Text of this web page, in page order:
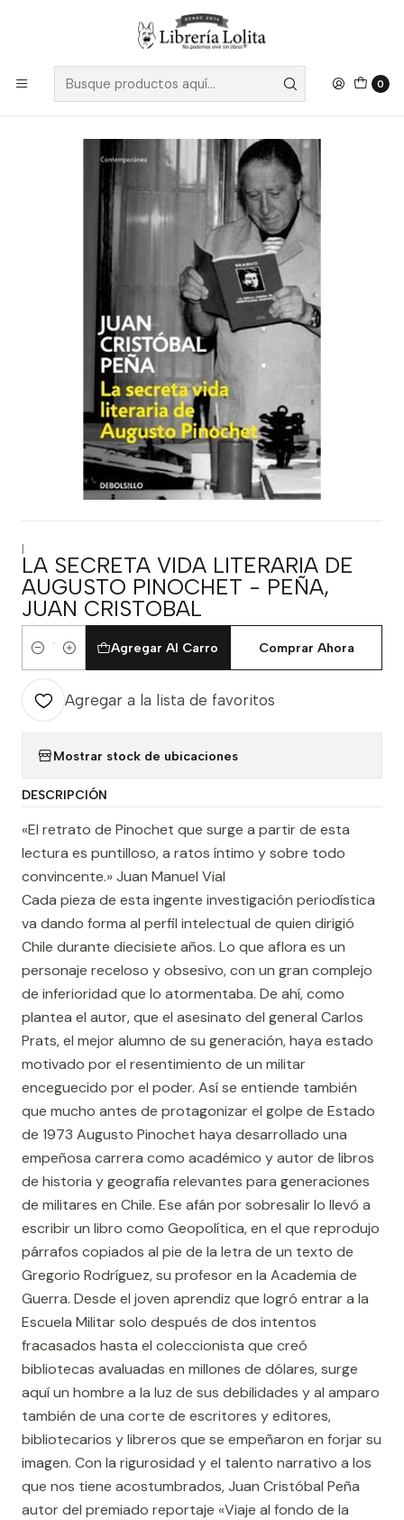
0
Despacho a todo Chile
La Secreta Vida Literaria De Augusto Pinochet - Peña, Juan
Cristobal
|
LA SECRETA VIDA LITERARIA DE
AUGUSTO PINOCHET - PEÑA,
JUAN CRISTOBAL
Cantidad
Agregar Al Carro Comprar Ahora
Agregar a la lista de favoritos
Mostrar stock de ubicaciones
DESCRIPCIÓN
«El retrato de Pinochet que surge a partir de esta
lectura es puntilloso, a ratos íntimo y sobre todo
convincente.» Juan Manuel Vial
Cada pieza de esta ingente investigación periodística
va dando forma al perfil intelectual de quien dirigió
Chile durante diecisiete años. Lo que aflora es un
personaje receloso y obsesivo, con un gran complejo
de inferioridad que lo atormentaba. De ahí, como
plantea el autor, que el asesinato del general Carlos
Prats, el mejor alumno de su generación, haya estado
motivado por el resentimiento de un militar
enceguecido por el poder. Así se entiende también
que mucho antes de protagonizar el golpe de Estado
de 1973 Augusto Pinochet haya desarrollado una
empeñosa carrera como académico y autor de libros
de historia y geografía relevantes para generaciones
de militares en Chile. Ese afán por sobresalir lo llevó a
escribir un libro como Geopolítica, en el que reprodujo
párrafos copiados al pie de la letra de un texto de
Gregorio Rodríguez, su profesor en la Academia de
Guerra. Desde el joven aprendiz que logró entrar a la
Escuela Militar solo después de dos intentos
fracasados hasta el coleccionista que creó
bibliotecas avaluadas en millones de dólares, surge
aquí un hombre a la luz de sus debilidades y al amparo
también de una corte de escritores y editores,
bibliotecarios y libreros que se empeñaron en forjar su
imagen. Con la rigurosidad y el talento narrativo a los
que nos tiene acostumbrados, Juan Cristóbal Peña
autor del premiado reportaje «Viaje al fondo de la